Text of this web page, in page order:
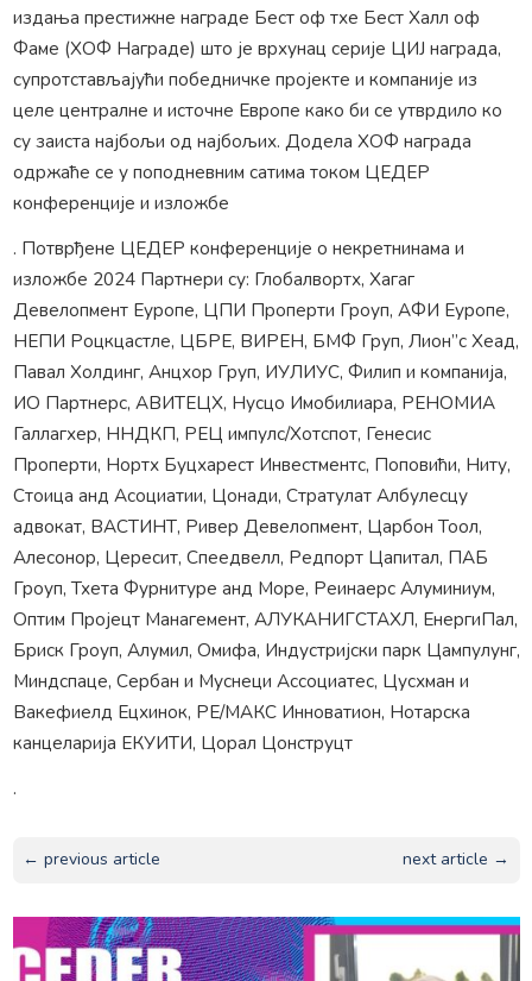
издања престижне награде Бест оф тхе Бест Халл оф
Фаме (ХОФ Награде) што је врхунац серије ЦИЈ награда,
супротстављајући победничке пројекте и компаније из
целе централне и источне Европе како би се утврдило ко
су заиста најбољи од најбољих. Додела ХОФ награда
одржаће се у поподневним сатима током ЦЕДЕР
конференције и изложбе
. Потврђене ЦЕДЕР конференције о некретнинама и
изложбе 2024 Партнери су: Глобалвортх, Хагаг
Девелопмент Еуропе, ЦПИ Проперти Гроуп, АФИ Еуропе,
НЕПИ Роцкцастле, ЦБРЕ, ВИРЕН, БМФ Груп, Лион”с Хеад,
Павал Холдинг, Анцхор Груп, ИУЛИУС, Филип и компанија,
ИО Партнерс, АВИТЕЦХ, Нусцо Имобилиара, РЕНОМИА
Галлагхер, ННДКП, РЕЦ импулс/Хотспот, Генесис
Проперти, Нортх Буцхарест Инвестментс, Поповићи, Ниту,
Стоица анд Асоциатии, Цонади, Стратулат Албулесцу
адвокат, ВАСТИНТ, Ривер Девелопмент, Царбон Тоол,
Алесонор, Цересит, Спеедвелл, Редпорт Цапитал, ПАБ
Гроуп, Тхета Фурнитуре анд Море, Реинаерс Алуминиум,
Оптим Пројецт Манагемент, АЛУКАНИГСТАХЛ, ЕнергиПал,
Бриск Гроуп, Алумил, Омифа, Индустријски парк Цампулунг,
Миндспаце, Сербан и Муснеци Ассоциатес, Цусхман и
Вакефиелд Ецхинок, РЕ/МАКС Инноватион, Нотарска
канцеларија ЕКУИТИ, Цорал Цонструцт
.
← previous article next article →